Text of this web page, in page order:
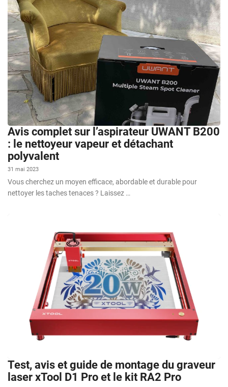
Avis complet sur l’aspirateur UWANT B200
: le nettoyeur vapeur et détachant
polyvalent
31 mai 2023
Vous cherchez un moyen efficace, abordable et durable pour
nettoyer les taches tenaces ? Laissez …
Test, avis et guide de montage du graveur
laser xTool D1 Pro et le kit RA2 Pro